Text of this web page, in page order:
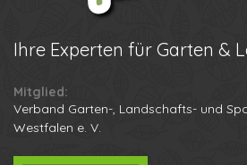
Ihre Experten für Garten &
Mitglied:
Verband Garten-, Landschafts- und
Westfalen e. V.